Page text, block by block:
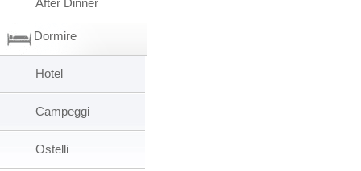
After Dinner
Dormire
Hotel
Campeggi
Ostelli